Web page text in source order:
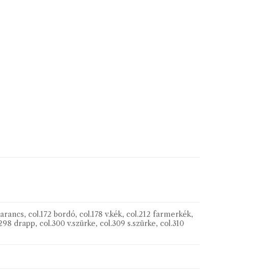
col.172 bordó, col.178 v.kék, col.212 farmerkék,
drapp, col.300 v.szürke, col.309 s.szürke, col.310